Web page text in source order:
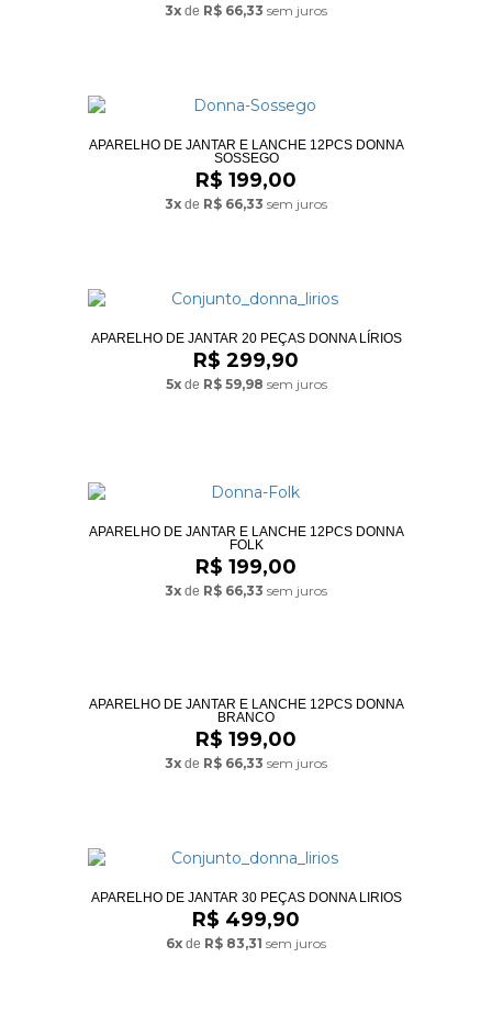
3x de R$ 66,33 sem juros
APARELHO DE JANTAR E LANCHE 12PCS DONNA
SOSSEGO
R$ 199,00
3x de R$ 66,33 sem juros
APARELHO DE JANTAR 20 PEÇAS DONNA LÍRIOS
R$ 299,90
5xde R$ 59,98 sem juros
APARELHO DE JANTAR E LANCHE 12PCS DONNA
FOLK
R$ 199,00
3x de R$ 66,33 sem juros
APARELHO DE JANTAR E LANCHE 12PCS DONNA
BRANCO
R$ 199,00
3x de R$ 66,33 sem juros
APARELHO DE JANTAR 30 PEÇAS DONNA LIRIOS
R$ 499,90
6x de R$ 83,31 sem juros